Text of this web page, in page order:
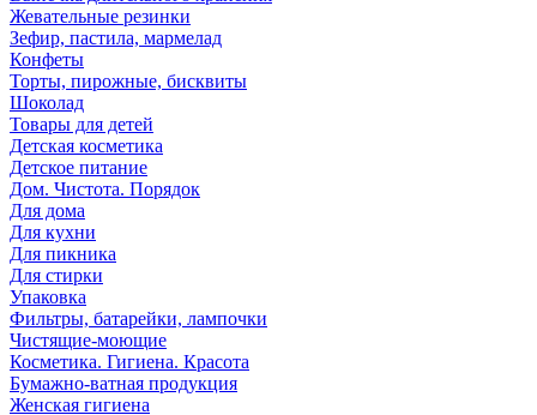
Жевательные резинки
Зефир, пастила, мармелад
Конфеты
Торты, пирожные, бисквиты
Шоколад
Товары для детей
Детская косметика
Детское питание
Дом. Чистота. Порядок
Для дома
Для кухни
Для пикника
Для стирки
Упаковка
Фильтры, батарейки, лампочки
Чистящие-моющие
Косметика. Гигиена. Красота
Бумажно-ватная продукция
Женская гигиена